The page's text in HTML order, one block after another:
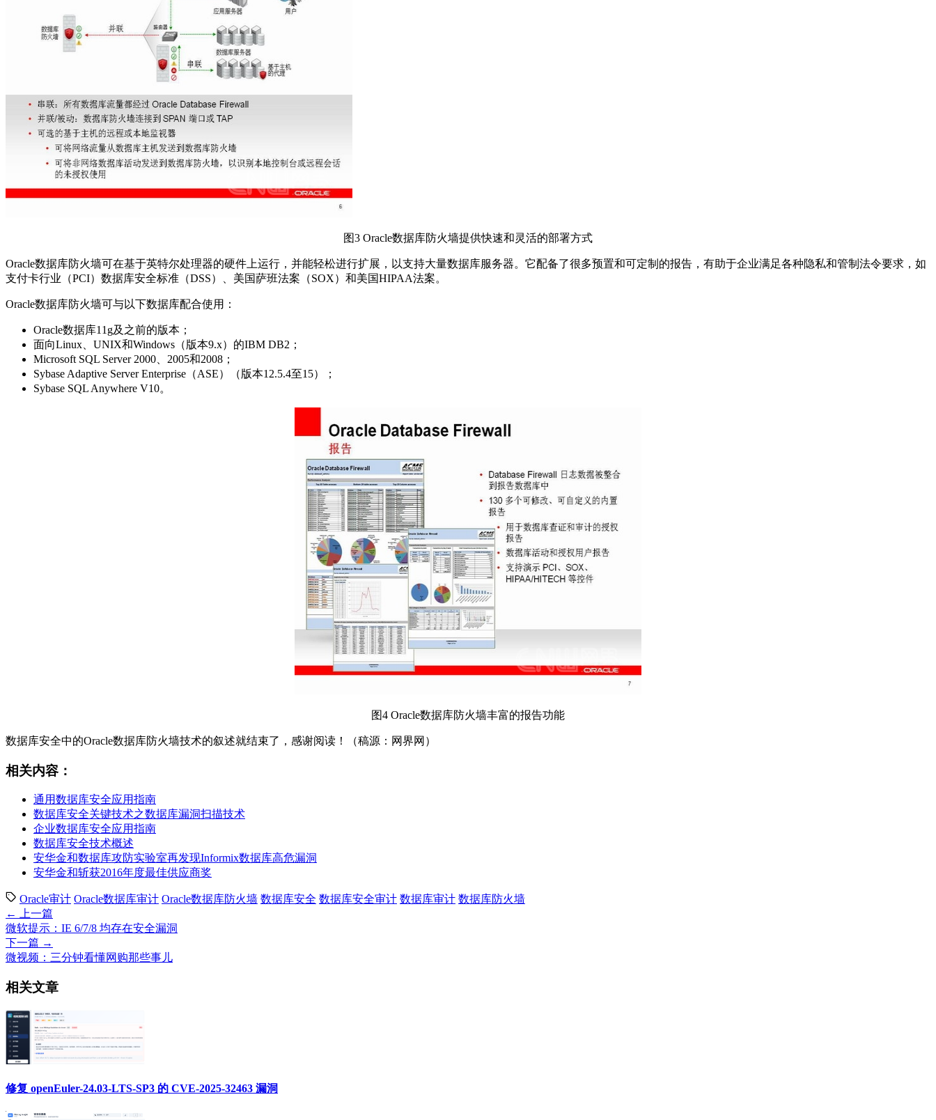
图3 Oracle数据库防火墙提供快速和灵活的部署方式
Oracle数据库防火墙可在基于英特尔处理器的硬件上运行，并能轻松进行扩展，以支持大量数据库服务器。它配备了很多预置和可定制的报告，有助于企业满足各种隐私和管制法令要求，如
支付卡行业（PCI）数据库安全标准（DSS）、美国萨班法案（SOX）和美国HIPAA法案。
Oracle数据库防火墙可与以下数据库配合使用：
Oracle数据库11g及之前的版本；
面向Linux、UNIX和Windows（版本9.x）的IBM DB2；
Microsoft SQL Server 2000、2005和2008；
Sybase Adaptive Server Enterprise（ASE）（版本12.5.4至15）；
Sybase SQL Anywhere V10。
图4 Oracle数据库防火墙丰富的报告功能
数据库安全中的Oracle数据库防火墙技术的叙述就结束了，感谢阅读！（稿源：网界网）
相关内容：
通用数据库安全应用指南
数据库安全关键技术之数据库漏洞扫描技术
企业数据库安全应用指南
数据库安全技术概述
安华金和数据库攻防实验室再发现Informix数据库高危漏洞
安华金和斩获2016年度最佳供应商奖
Oracle审计 Oracle数据库审计 Oracle数据库防火墙 数据库安全 数据库安全审计 数据库审计 数据库防火墙
← 上一篇
微软提示：IE 6/7/8 均存在安全漏洞
下一篇 →
微视频：三分钟看懂网购那些事儿
相关文章
修复 openEuler-24.03-LTS-SP3 的 CVE-2025-32463 漏洞